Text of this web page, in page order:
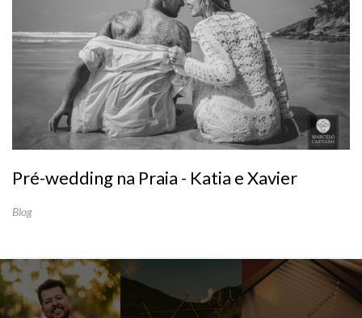
Pré-wedding na Praia - Katia e Xavier
Blog